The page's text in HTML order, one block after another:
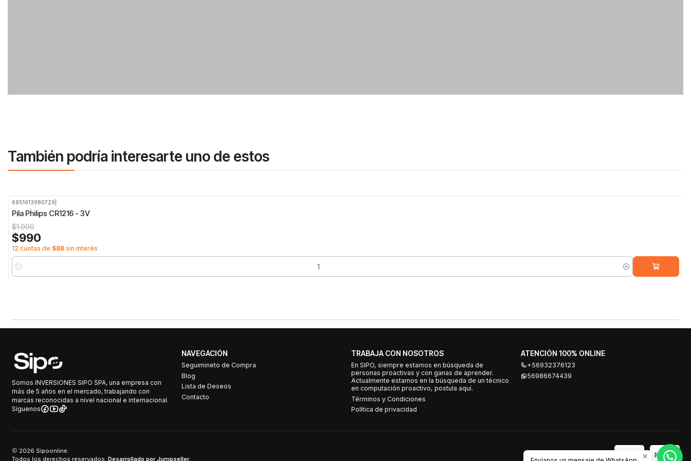
También podría interesarte uno de estos
6951613980729
Pila Philips CR1216 - 3V
$1.990
$990
12 cuotas de $88sin interés
Cantidad
Somos INVERSIONES SIPO SPA, una empresa con
más de 5 años en el mercado, trabajando con
marcas reconocidas a nivel nacional e internacional.
Síguenos
NAVEGACIÓN
Seguimineto de Compra
Blog
Lista de Deseos
Contacto
TRABAJA CON NOSOTROS
En SIPO, siempre estamos en búsqueda de
personas proactivas y con ganas de aprender.
Actualmente estamos en la búsqueda de un técnico
en computación proactivo, postula aquí.
Términos y Condiciones
Política de privacidad
ATENCIÓN 100% ONLINE
+56932376123
56986674439
2026 Sipoonline.
Todos los derechos reservados. Desarrollado por Jumpseller.